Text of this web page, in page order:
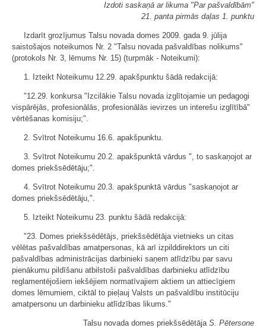
Izdoti saskaņā ar likuma "Par pašvaldībām"
21. panta pirmās daļas 1. punktu
Izdarīt grozījumus Talsu novada domes 2009. gada 9. jūlija
saistošajos noteikumos Nr. 2 "Talsu novada pašvaldības nolikums"
(protokols Nr. 3, lēmums Nr. 15) (turpmāk - Noteikumi):
1. Izteikt Noteikumu 12.29. apakšpunktu šādā redakcijā:
"12.29. konkursa "Izcilākie Talsu novada izglītojamie un pedagogi
vispārējās, profesionālās, profesionālās ievirzes un interešu izglītībā"
vērtēšanas komisiju;".
2. Svītrot Noteikumu 16.6. apakšpunktu.
3. Svītrot Noteikumu 20.2. apakšpunktā vārdus ", to saskaņojot ar
domes priekšsēdētāju;".
4. Svītrot Noteikumu 20.3. apakšpunktā vārdus "saskaņojot ar
domes priekšsēdētāju,".
5. Izteikt Noteikumu 23. punktu šādā redakcijā:
"23. Domes priekšsēdētājs, priekšsēdētāja vietnieks un citas
vēlētas pašvaldības amatpersonas, kā arī izpilddirektors un citi
pašvaldības administrācijas darbinieki saņem atlīdzību par savu
pienākumu pildīšanu atbilstoši pašvaldības darbinieku atlīdzību
reglamentējošiem iekšējiem normatīvajiem aktiem un attiecīgiem
domes lēmumiem, ciktāl to pieļauj Valsts un pašvaldību institūciju
amatpersonu un darbinieku atlīdzības likums."
Talsu novada domes priekšsēdētāja S. Pētersone